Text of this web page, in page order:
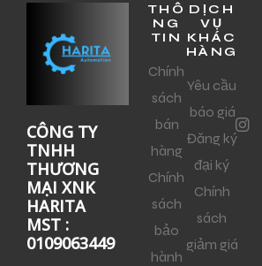
CÔNG TY
TNHH
THƯƠNG
MẠI XNK
HARITA
MST :
0109063449
THÔ
NG
TIN
Chính
sách
bán
hàng
Chính
sách
bảo
hành
DỊCH
VỤ
KHÁC
HÀNG
Yêu cầu
báo giá
Đăng ký
đại ký
Chính
sách
giảm giá